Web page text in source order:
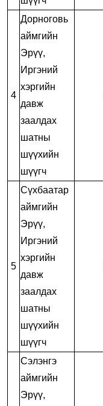
4
Дорноговь
аймгийн
Эрүү,
Иргэний
хэргийн
давж
заалдах
шатны
шүүхийн
шүүгч
5
Сүхбаатар
аймгийн
Эрүү,
Иргэний
хэргийн
давж
заалдах
шатны
шүүхийн
шүүгч
Сэлэнгэ
аймгийн
Эрүү,